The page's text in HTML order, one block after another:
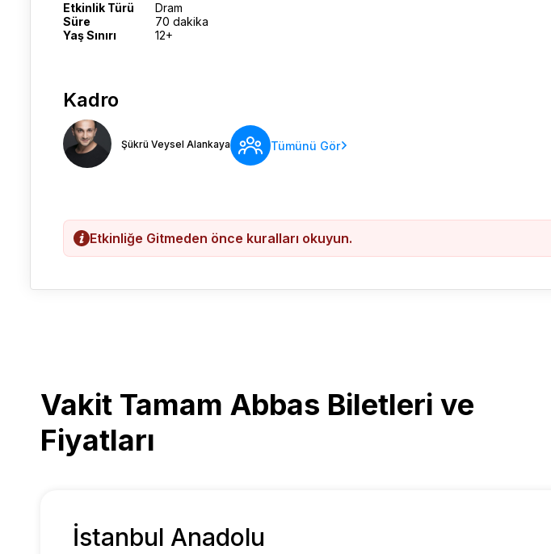
Etkinlik Türü
Dram
Süre
70 dakika
Yaş Sınırı
12+
Kadro
Şükrü Veysel Alankaya Tümünü Gör
Etkinliğe Gitmeden önce kuralları okuyun.
Vakit Tamam Abbas Biletleri ve
Fiyatları
İstanbul Anadolu